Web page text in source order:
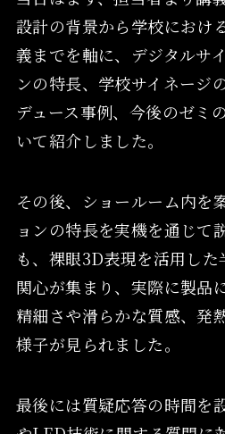
設計の背景から学校におけ
義までを軸に、デジタルサ
ンの特長、学校サイネージ
デュース事例、今後のゼミ
いて紹介しました。
その後、ショールーム内を
ョンの特長を実機を通じて
も、裸眼3D表現を活用し
関心が集まり、実際に製品
精細さや滑らかな質感、発
様子が見られました。
最後には質疑応答の時間を